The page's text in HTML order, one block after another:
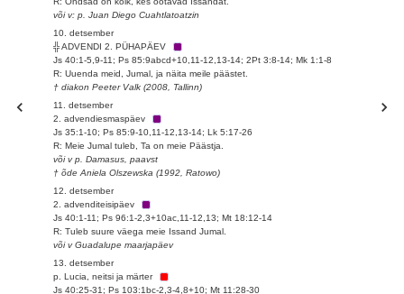
või v: p. Juan Diego Cuahtlatoatzin
10. detsember
╬ ADVENDI 2. PÜHAPÄEV
Js 40:1-5,9-11; Ps 85:9abcd+10,11-12,13-14; 2Pt 3:8-14; Mk 1:1-8
R: Uuenda meid, Jumal, ja näita meile päästet.
† diakon Peeter Valk (2008, Tallinn)
11. detsember
2. advendiesmaspäev
Js 35:1-10; Ps 85:9-10,11-12,13-14; Lk 5:17-26
R: Meie Jumal tuleb, Ta on meie Päästja.
või v p. Damasus, paavst
† õde Aniela Olszewska (1992, Ratowo)
12. detsember
2. advenditeisipäev
Js 40:1-11; Ps 96:1-2,3+10ac,11-12,13; Mt 18:12-14
R: Tuleb suure väega meie Issand Jumal.
või v Guadalupe maarjapäev
13. detsember
p. Lucia, neitsi ja märter
Js 40:25-31; Ps 103:1bc-2,3-4,8+10; Mt 11:28-30